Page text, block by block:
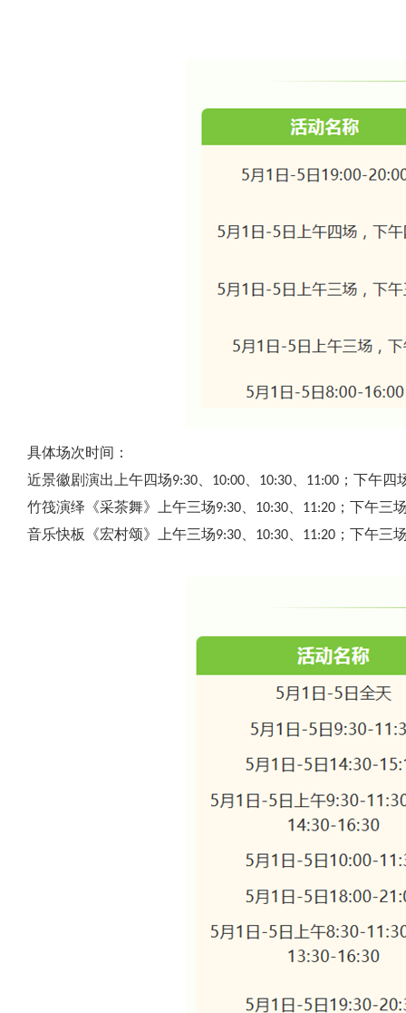
具体场次时间：
近景徽剧演出上午四场9:30、10:00、10:30、11:00；下午四
竹筏演绎《采茶舞》上午三场9:30、10:30、11:20；下午三
音乐快板《宏村颂》上午三场9:30、10:30、11:20；下午三